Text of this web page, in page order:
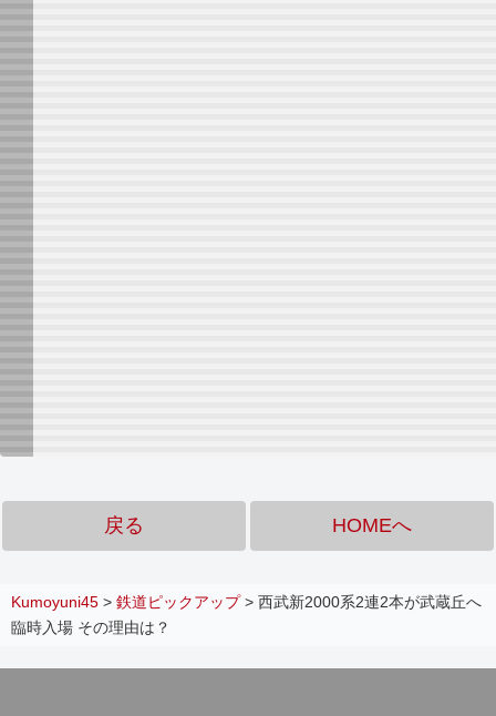
戻る HOMEへ
Kumoyuni45 > 鉄道ピックアップ> 西武新2000系2連2本が武蔵丘へ
臨時入場 その理由は？